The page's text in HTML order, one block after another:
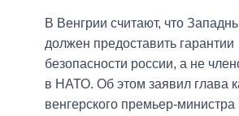
В Венгрии считают, что
должен предоставить гарантии
безопасности россии, а не
в НАТО. Об этом заявил глава
венгерского премьер-министра